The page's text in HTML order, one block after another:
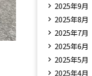
2025年9月
2025年8月
2025年7月
2025年6月
2025年5月
2025年4月